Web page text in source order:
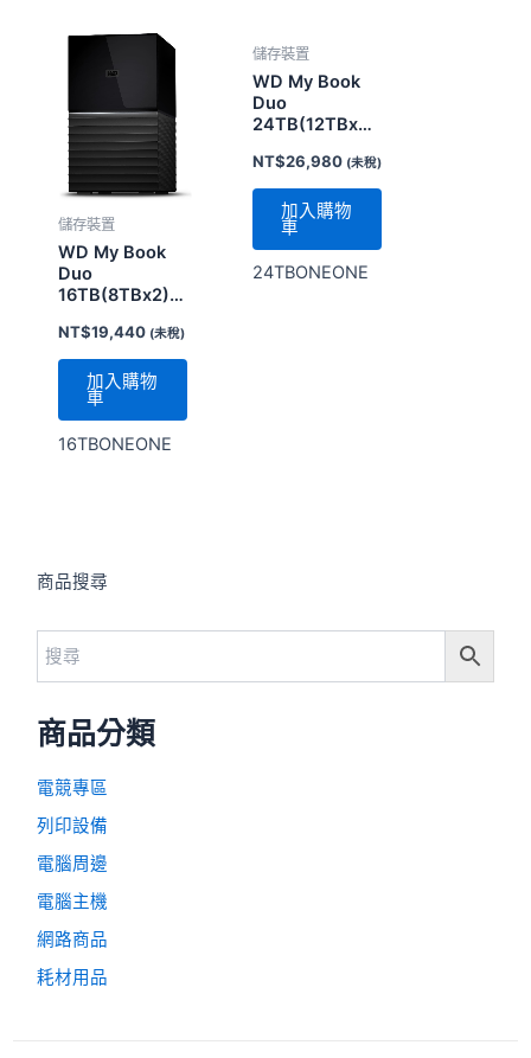
商品搜尋
商品分類
電競專區
列印設備
電腦周邊
電腦主機
網路商品
耗材用品
儲存裝置
WD My Book
Duo
16TB(8TBx2)
硬碟儲存
NT$19,440 (未稅)
加入購物
車
16TBONEONE
儲存裝置
WD My Book
Duo
24TB(12TBx2)
硬碟儲存
NT$26,980 (未稅)
加入購物
車
24TBONEONE